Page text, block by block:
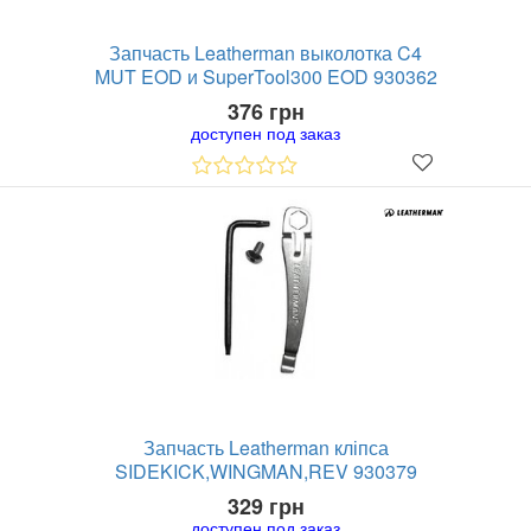
Запчасть Leatherman выколотка C4
MUT EOD и SuperTool300 EOD 930362
376 грн
доступен под заказ
Запчасть Leatherman кліпса
SIDEKICK,WINGMAN,REV 930379
329 грн